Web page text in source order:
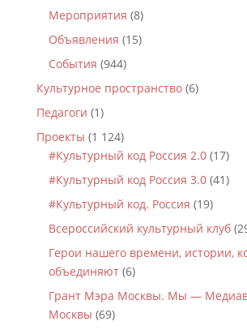
Мероприятия (8)
Объявления (15)
События (944)
Культурное пространство(6)
Педагоги (1)
Проекты (1 124)
#Культурный код Россия 2.0(17)
#Культурный код Россия 3.0(41)
#Культурный код. Россия (19)
Всероссийский культурный клуб
Герои нашего времени, истории,
объединяют(6)
Грант Мэра Москвы. Мы —
Москвы (69)